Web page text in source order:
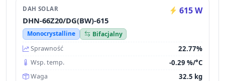
DAH SOLAR 615 W
DHN-66Z20/DG(BW)-615
Monocrystalline
Bifacjalny
Sprawność
22.77%
Wsp. temp. -0.29 %/°C
Waga 32.5 kg